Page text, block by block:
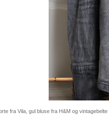
fra Vila, gul bluse fra H&M og